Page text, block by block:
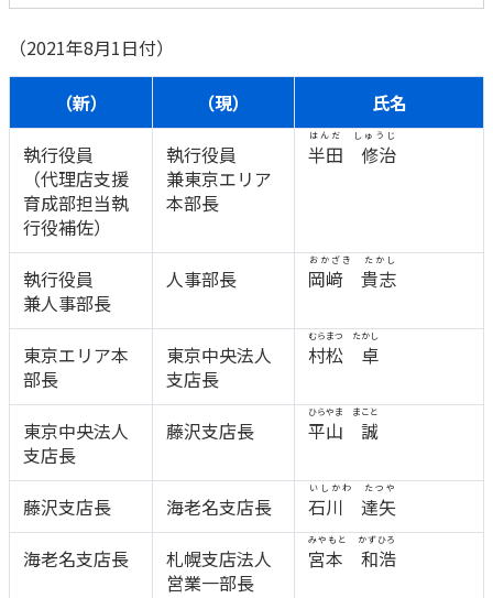
かんぽジャンクション
（2021年8月1日付）
（新） （現）
氏名
執行役員
（代理店支援
育成部担当執
行役補佐）
執行役員
兼東京エリア
本部長
半田 修治
はんだ しゅうじ
執行役員
兼人事部長
人事部長 岡﨑 貴志
おかざき たかし
東京エリア本
部長
東京中央法人
支店長
村松 卓
むらまつ たかし
東京中央法人
支店長
藤沢支店長 平山 誠
ひらやま まこと
藤沢支店長 海老名支店長 石川 達矢
いしかわ たつや
海老名支店長
札幌支店法人
営業一部長
宮本 和浩
みやもと かずひろ